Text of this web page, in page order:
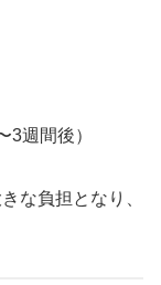
3週間後）
な負担となり、